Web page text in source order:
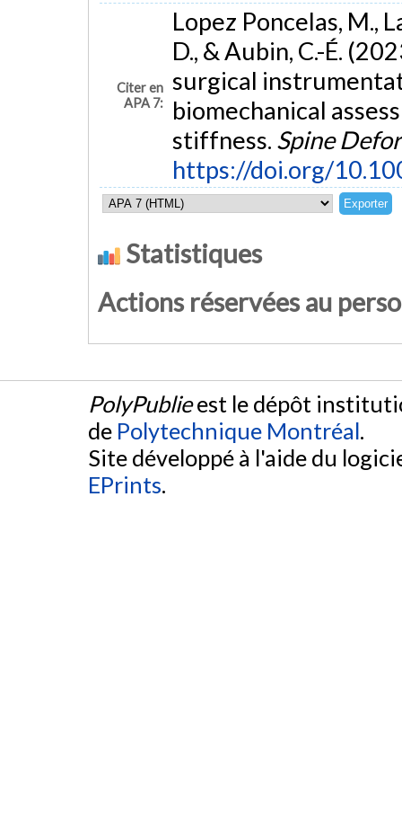
Citer en
APA 7:
Lopez Poncelas, M.,
D., & Aubin, C.-É.
surgical
biomechanical
stiffness. Spine
https://doi.org/
Statistiques
Actions réservées au
PolyPublieest le dépôt
de Polytechnique Montréal.
Site développé à l'aide du
EPrints.